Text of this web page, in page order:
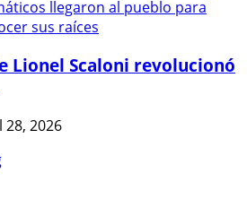
Lionel Scaloni revolucionó
28, 2026